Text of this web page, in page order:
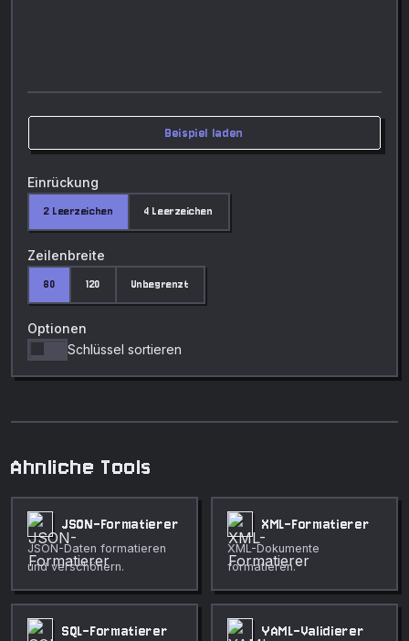
Beispiel laden
Einrückung
2 Leerzeichen 4 Leerzeichen
Zeilenbreite
80 120 Unbegrenzt
Optionen
Schlüssel sortieren
Ahnliche Tools
JSON-Formatierer
JSON-Daten formatieren
und verschönern.
XML-Formatierer
XML-Dokumente
formatieren.
SQL-Formatierer YAML-Validierer